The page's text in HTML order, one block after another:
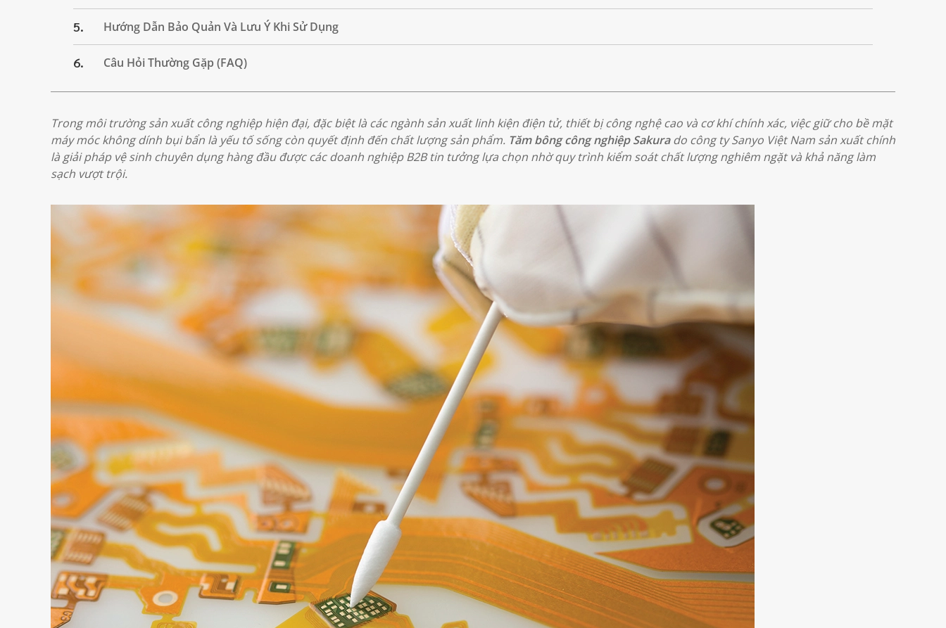
5. Hướng Dẫn Bảo Quản Và Lưu Ý Khi Sử Dụng
6. Câu Hỏi Thường Gặp (FAQ)
Trong môi trường sản xuất công nghiệp hiện đại, đặc biệt là các ngành sản xuất linh kiện điện tử, thiết bị công nghệ cao và cơ khí chính xác, việc giữ cho bề mặt
máy móc không dính bụi bẩn là yếu tố sống còn quyết định đến chất lượng sản phẩm. Tăm bông công nghiệp Sakurado công ty Sanyo Việt Nam sản xuất chính
là giải pháp vệ sinh chuyên dụng hàng đầu được các doanh nghiệp B2B tin tưởng lựa chọn nhờ quy trình kiểm soát chất lượng nghiêm ngặt và khả năng làm
sạch vượt trội.